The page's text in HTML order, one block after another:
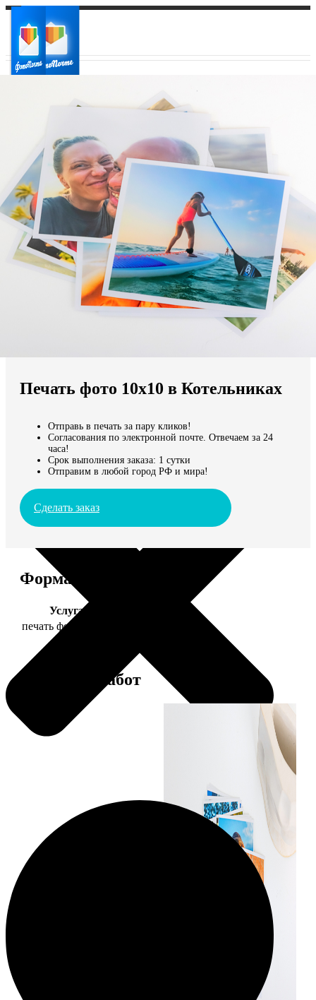
Ваш регион доставки
Выберите из списка:
Мы доставляем по всему миру
Продолжить без города
Печать фото 10х10 в Котельниках
Отправь в печать за пару кликов!
Согласования по электронной почте. Отвечаем за 24
часа!
Срок выполнения заказа: 1 сутки
Отправим в любой город РФ и мира!
Сделать заказ
Форматы и цены
Услуга
печать фото 10х10
Примеры работ